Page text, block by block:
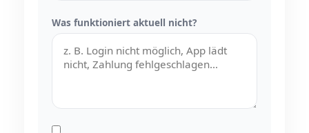
Was funktioniert aktuell nicht?